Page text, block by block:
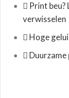
Print beu?
verwisselen
Hoge